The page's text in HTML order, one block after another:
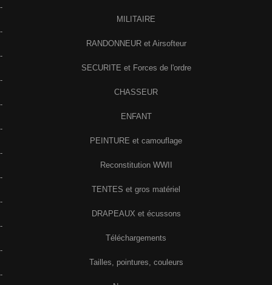
-
MILITAIRE
-
RANDONNEUR et Airsofteur
-
SECURITE et Forces de l'ordre
-
CHASSEUR
-
ENFANT
-
PEINTURE et camouflage
-
Reconstitution WWII
-
TENTES et gros matériel
-
DRAPEAUX et écussons
-
Téléchargements
-
Tailles, pointures, couleurs
-